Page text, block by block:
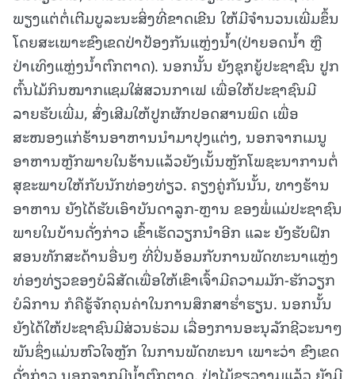
ພຽງແຕ່ຕໍ່ເຕີມບູລະນະສິ່ງທີ່ຂາດເຂີນ ໃຫ້ມີຈໍານວນເພີ່ມຂຶ້ນ
ໂດຍສະເພາະຂົງເຂດປ່າປ້ອງກັນແຫຼ່ງນໍ້າ(ປ່າຍອດນໍ້າ ຫຼື
ປ່າເທິງແຫຼ່ງນໍ້າຕົກຕາດ). ນອກນັ້ນ ຍັງຊຸກຍູ້ປະຊາຊົນ ປູກ
ຕົ້ນໄມ້ກິນໝາກແຊມໃສ່ສວນກາເຟ ເພື່ອໃຫ້ປະຊາຊົນມີ
ລາຍຮັບເພີ່ມ, ສົ່ງເສີມໃຫ້ປູກຜັກປອດສານພິດ ເພື່ອ
ສະໜອງແກ່ຮ້ານອາຫານນໍາມາປຸງແຕ່ງ, ນອກຈາກເມນູ
ອາຫານຫຼັກພາຍໃນຮ້ານແລ້ວຍັງເນັ້ນຫຼັກໂພຊະນາການຕໍ່
ສຸຂະພາບໃຫ້ກັບນັກທ່ອງທ່ຽວ. ຄຽງຄູ່ກັນນັ້ນ, ທາງຮ້ານ
ອາຫານ ຍັງໄດ້ຮັບເອົາບັນດາລູກ-ຫຼານ ຂອງພໍ່ແມ່ປະຊາຊົນ
ພາຍໃນບ້ານດັ່ງກ່າວ ເຂົ້າເຮັດວຽກນໍາອີກ ແລະ ຍັງຮັບຝຶກ
ສອນທັກສະດ້ານອື່ນໆ ທີ່ປິ່ນອ້ອມກັບການພັດທະນາແຫຼ່ງ
ທ່ອງທ່ຽວຂອງບໍລິສັດເພື່ອໃຫ້ເຂົາເຈົ້າມີຄວາມມັກ-ຮັກວຽກ
ບໍລິການ ກໍຄືຮູ້ຈັກຄຸນຄ່າໃນການສຶກສາຮໍ່າຮຽນ. ນອກນັ້ນ
ຍັງໄດ້ໃຫ້ປະຊາຊົນມີສ່ວນຮ່ວມ ເລື່ອງການອະນຸລັກຊີວະນາໆ
ພັນຊຶ່ງແມ່ນຫົວໃຈຫຼັກ ໃນການພັດທະນາ ເພາະວ່າ ຂົງເຂດ
ດັ່ງກ່າວ ນອກຈາກມີນໍ້າຕົກຕາດ, ປ່າໄມ້ຂຽວງາມແລ້ວ ຍັງມີ